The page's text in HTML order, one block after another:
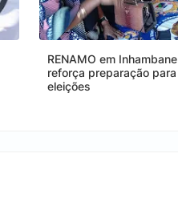
RENAMO em Inhambane
reforça preparação para
eleições